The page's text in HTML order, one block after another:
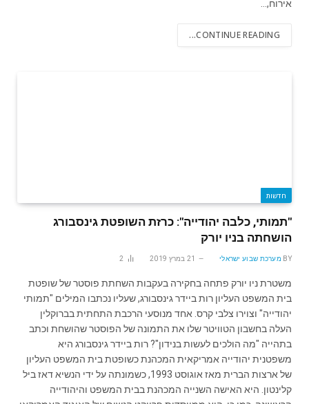
אירוח,…
CONTINUE READING...
חדשות
"תמותי, כלבה יהודייה": כרזת השופטת גינסבורג
הושחתה בניו יורק
BY מערכת שבוע ישראלי 21 במרץ 2019 2
משטרת ניו יורק פתחה בחקירה בעקבות השחתת פוסטר של שופטת
בית המשפט העליון רות ביידר גינסבורג, שעליו נכתבו המילים "תמותי
יהודייה" וצוירו צלבי קרס. אחד מנוסעי הרכבת התחתית בברוקלין
העלה בחשבון הטוויטר שלו את התמונה של הפוסטר שהושחת וכתב
בתהייה "מה הולכים לעשות בנידון"? רות ביידר גינסבורג היא
משפטנית יהודייה אמריקאית המכהנת כשופטת בית המשפט העליון
של ארצות הברית מאז אוגוסט 1993, כשמונתה על ידי הנשיא דאז ביל
קלינטון. היא האישה השנייה המכהנת בבית המשפט והיהודייה